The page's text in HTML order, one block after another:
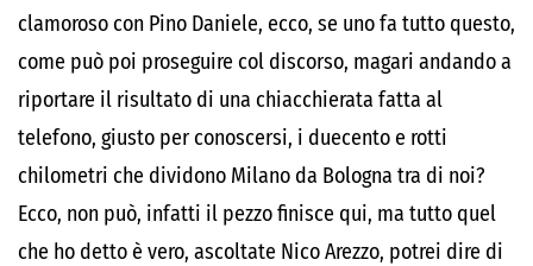
clamoroso con Pino Daniele, ecco, se uno fa tutto questo,
come può poi proseguire col discorso, magari andando a
riportare il risultato di una chiacchierata fatta al
telefono, giusto per conoscersi, i duecento e rotti
chilometri che dividono Milano da Bologna tra di noi?
Ecco, non può, infatti il pezzo finisce qui, ma tutto quel
che ho detto è vero, ascoltate Nico Arezzo, potrei dire di